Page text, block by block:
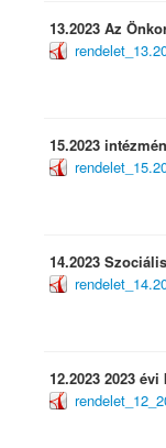
13.2023 Az
15.2023
14.2023
12.2023 2023